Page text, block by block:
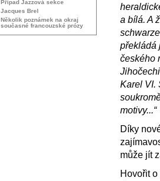
a bílá. A
překládá
českého
Karel VI.
motivy...“
Díky
může jít
Hovořit
Případ Jazzová sekce
Jacques Brel
Několik poznámek na okraj
současné francouzské prózy